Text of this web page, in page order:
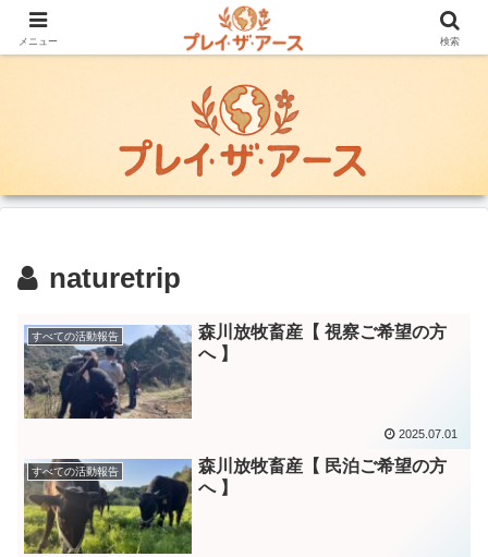
地域の暮らしを継承し, 自然環境と調和する持続可能な社会づくりに貢献した
い
naturetrip
すべての活動報告
森川放牧畜産【 視察ご希望の方
へ 】
2025.07.01
すべての活動報告
森川放牧畜産【 民泊ご希望の方
へ 】
メニュー 検索